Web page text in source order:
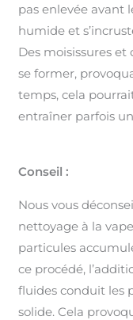
pas enlevée avant
humide et
Des moisissures
se former,
temps, cela
entraîner parfois
Conseil :
Nous vous
nettoyage à la
particules
ce procédé,
fluides conduit les
solide. Cela